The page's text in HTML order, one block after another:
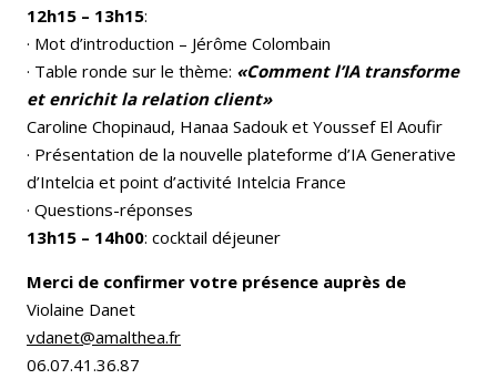
12h15 – 13h15:
· Mot d’introduction – Jérôme Colombain
· Table ronde sur le thème: «Comment l’IA transforme
et enrichit la relation client»
Caroline Chopinaud, Hanaa Sadouk et Youssef El Aoufir
· Présentation de la nouvelle plateforme d’IA Generative
d’Intelcia et point d’activité Intelcia France
· Questions-réponses
13h15 – 14h00: cocktail déjeuner
Merci de confirmer votre présence auprès de
Violaine Danet
vdanet@amalthea.fr
06.07.41.36.87